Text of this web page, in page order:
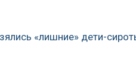
«лишние» дети-